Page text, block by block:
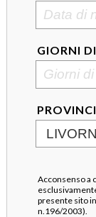
GIORNI
Acconsenso a
presente sito
n.196/2003).